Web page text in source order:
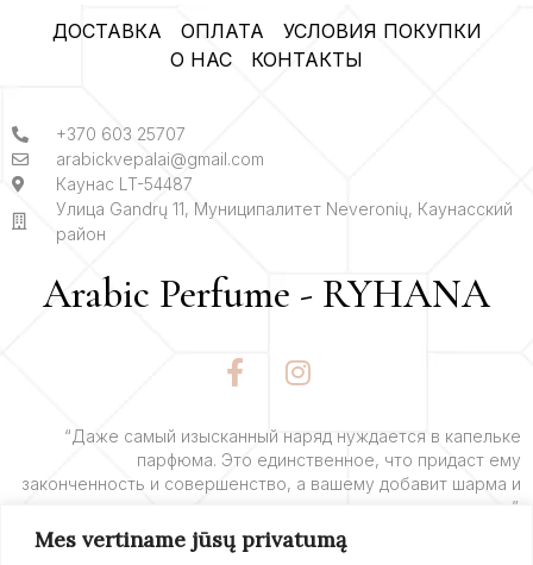
Mes vertiname jūsų privatumą
ДОСТАВКА ОПЛАТА
УСЛОВИЯ ПОКУПКИ
О НАС
КОНТАКТЫ
+370 603 25707
arabickvepalai@gmail.com
Каунас LT-54487
Улица Gandrų 11, Муниципалитет Neveronių, Каунасский
район
Arabic Perfume - RYHANA
F
a
e
b
o
o
k
I
n
t
a
g
r
a
“Даже самый изысканный наряд нуждается в капельке
парфюма. Это единственное, что придаст ему
законченность и совершенство, а вашему добавит шарма и
очарования”.